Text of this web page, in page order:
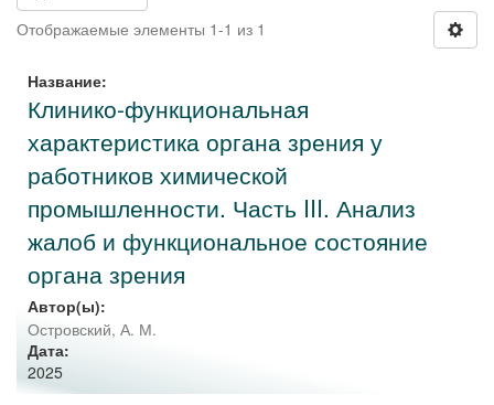
Отображаемые элементы 1-1 из 1
Название:
Клинико-функциональная
характеристика органа зрения у
работников химической
промышленности. Часть III. Анализ
жалоб и функциональное состояние
органа зрения
Автор(ы):
Островский, А. М.
Дата:
2025